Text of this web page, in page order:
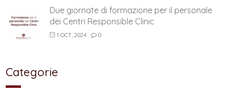
Due giornate di formazione per il personale
dei Centri Responsible Clinic
1 OCT, 2024 0
Categorie